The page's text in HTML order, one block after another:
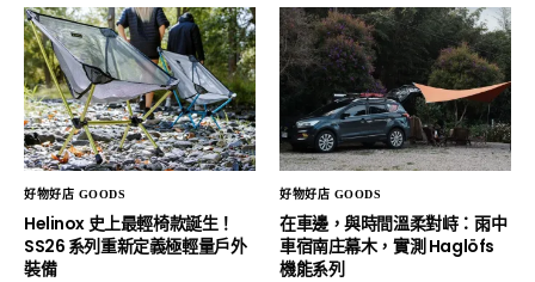
好物好店 GOODS
Helinox 史上最輕椅款誕生！
SS26 系列重新定義極輕量戶外
裝備
好物好店 GOODS
在車邊，與時間溫柔對峙：雨中
車宿南庄幕木，實測 Haglöfs
機能系列